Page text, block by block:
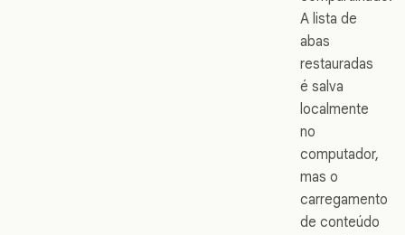
A lista de
abas
restauradas
é salva
localmente
no
computador,
mas o
carregamento
de conteúdo